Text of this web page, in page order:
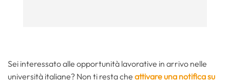
Sei interessato alle opportunità lavorative in arrivo nelle
università italiane? Non ti resta che attivare una notifica su